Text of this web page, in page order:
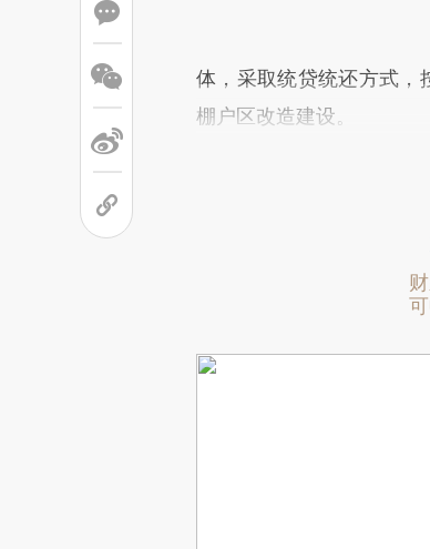
体，采取统贷统还方式，
棚户区改造建设。